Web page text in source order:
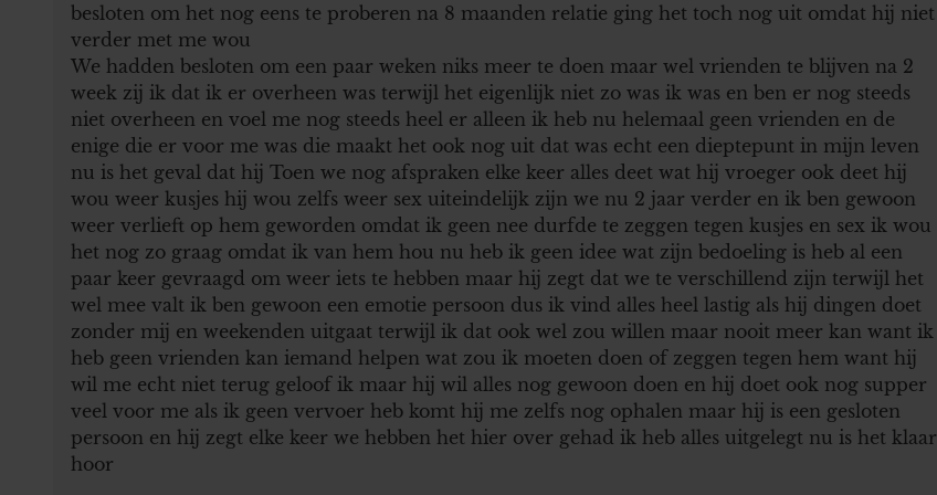
besloten om het nog eens te proberen na 8 maanden relatie ging het toch nog uit omdat hij niet
verder met me wou
We hadden besloten om een paar weken niks meer te doen maar wel vrienden te blijven na 2
week zij ik dat ik er overheen was terwijl het eigenlijk niet zo was ik was en ben er nog steeds
niet overheen en voel me nog steeds heel er alleen ik heb nu helemaal geen vrienden en de
enige die er voor me was die maakt het ook nog uit dat was echt een dieptepunt in mijn leven
nu is het geval dat hij Toen we nog afspraken elke keer alles deet wat hij vroeger ook deet hij
wou weer kusjes hij wou zelfs weer sex uiteindelijk zijn we nu 2 jaar verder en ik ben gewoon
weer verlieft op hem geworden omdat ik geen nee durfde te zeggen tegen kusjes en sex ik wou
het nog zo graag omdat ik van hem hou nu heb ik geen idee wat zijn bedoeling is heb al een
paar keer gevraagd om weer iets te hebben maar hij zegt dat we te verschillend zijn terwijl het
wel mee valt ik ben gewoon een emotie persoon dus ik vind alles heel lastig als hij dingen doet
zonder mij en weekenden uitgaat terwijl ik dat ook wel zou willen maar nooit meer kan want ik
heb geen vrienden kan iemand helpen wat zou ik moeten doen of zeggen tegen hem want hij
wil me echt niet terug geloof ik maar hij wil alles nog gewoon doen en hij doet ook nog supper
veel voor me als ik geen vervoer heb komt hij me zelfs nog ophalen maar hij is een gesloten
persoon en hij zegt elke keer we hebben het hier over gehad ik heb alles uitgelegt nu is het klaar
hoor